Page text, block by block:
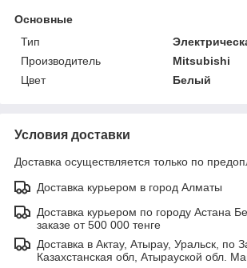
Основные
Тип
Производитель
Mitsubishi
Цвет
Белый
Условия доставки
Доставка осуществляется только по
Доставка курьером в город Алматы
Доставка курьером по городу Астана
заказе от 500 000 тенге
Доставка в Актау, Атырау, Уральск, по
Казахстанская обл, Атырауской обл.